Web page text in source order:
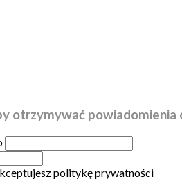
otrzymywać powiadomienia
politykę prywatności